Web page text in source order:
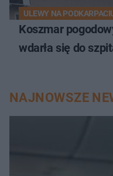
ULEWY NA
Koszmar
wdarła się do
NAJNOWSZE